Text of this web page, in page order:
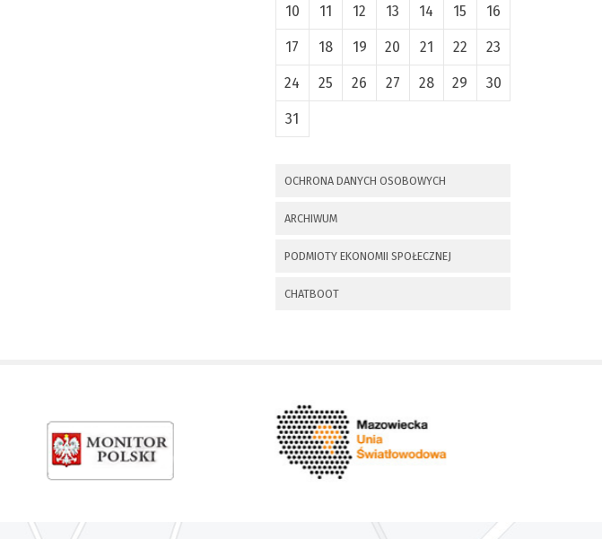
10 11 12 13 14 15 16
17 18 19 20 21 22 23
24 25 26 27 28 29 30
31
Bitwy pod
informacyjne 28.09.2021 r.
Ludowych Regionów
OCHRONA DANYCH OSOBOWYCH
ARCHIWUM
PODMIOTY EKONOMII SPOŁECZNEJ
CHATBOOT